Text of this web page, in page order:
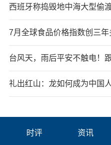
西班牙称捣毁地中海大型偷
7月全球食品价格指数创三年
台风天，雨后平安不触电！
礼出红山：龙如何成为中国
时评 资讯